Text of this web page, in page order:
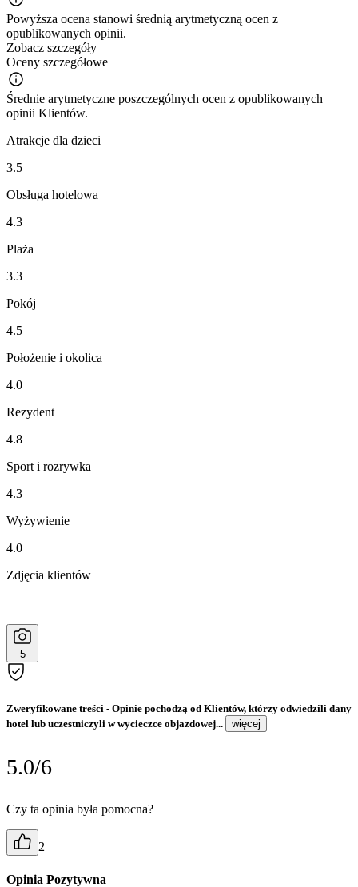
Powyższa ocena stanowi średnią arytmetyczną ocen z
opublikowanych opinii.
Zobacz szczegóły
Oceny szczegółowe
Średnie arytmetyczne poszczególnych ocen z opublikowanych
opinii Klientów.
Atrakcje dla dzieci
3.5
Obsługa hotelowa
4.3
Plaża
3.3
Pokój
4.5
Położenie i okolica
4.0
Rezydent
4.8
Sport i rozrywka
4.3
Wyżywienie
4.0
Zdjęcia klientów
5
Zweryfikowane treści - Opinie pochodzą od Klientów, którzy odwiedzili dany
hotel lub uczestniczyli w wycieczce objazdowej...
więcej
5.0/6
Czy ta opinia była pomocna?
2
Opinia Pozytywna